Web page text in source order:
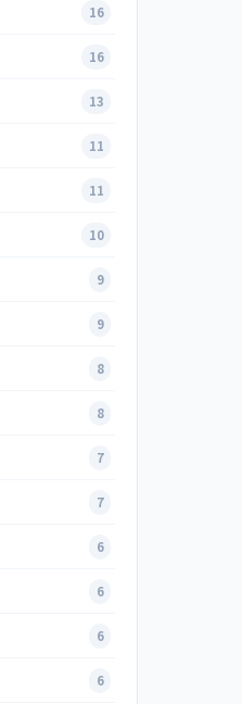
16
16
13
11
11
10
9
9
8
8
7
7
6
6
6
6